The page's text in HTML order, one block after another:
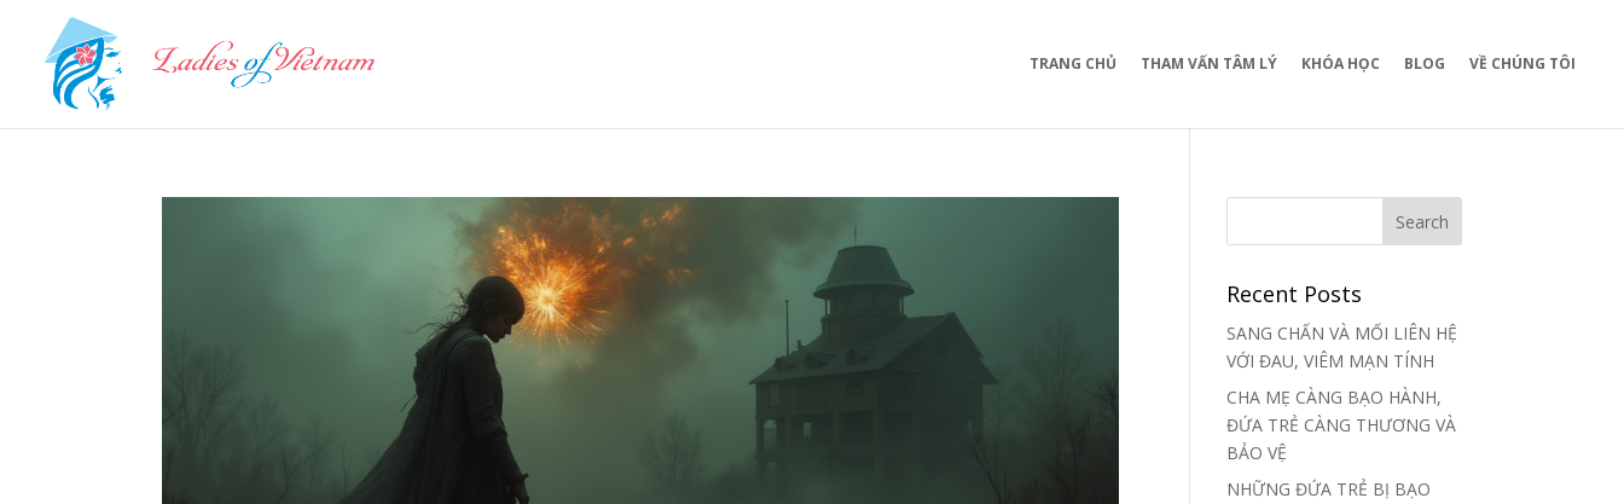
TRANG CHỦ THAM VẤN TÂM LÝ KHÓA HỌC BLOG VỀ CHÚNG TÔI
Recent Posts
SANG CHẤN VÀ MỐI LIÊN HỆ
VỚI ĐAU, VIÊM MẠN TÍNH
CHA MẸ CÀNG BẠO HÀNH,
ĐỨA TRẺ CÀNG THƯƠNG VÀ
BẢO VỆ
NHỮNG ĐỨA TRẺ BỊ BẠO